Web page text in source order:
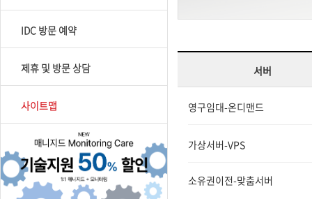
IDC 방문 예약
제휴 및 방문 상담
사이트맵
서버
영구임대-온디맨드
가상서버-VPS
소유권이전-맞춤서버